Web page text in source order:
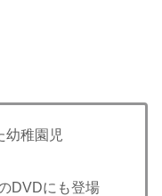
幼稚園児
DVDにも登場